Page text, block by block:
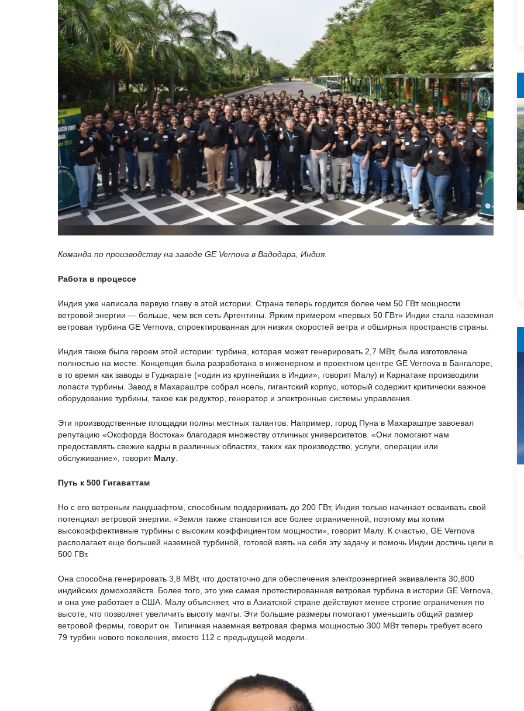
Команда по производству на заводе GE Vernova в Вадодара, Индия.
Работа в процессе
Индия уже написала первую главу в этой истории. Страна теперь гордится более чем 50 ГВт мощности
ветровой энергии — больше, чем вся сеть Аргентины. Ярким примером «первых 50 ГВт» Индии стала наземная
ветровая турбина GE Vernova, спроектированная для низких скоростей ветра и обширных пространств страны.
Индия также была героем этой истории: турбина, которая может генерировать 2,7 МВт, была изготовлена
полностью на месте. Концепция была разработана в инженерном и проектном центре GE Vernova в Бангалоре,
в то время как заводы в Гуджарате («один из крупнейших в Индии», говорит Малу) и Карнатаке производили
лопасти турбины. Завод в Махараштре собрал нсель, гигантский корпус, который содержит критически важное
оборудование турбины, такое как редуктор, генератор и электронные системы управления.
Эти производственные площадки полны местных талантов. Например, город Пуна в Махараштре завоевал
репутацию «Оксфорда Востока» благодаря множеству отличных университетов. «Они помогают нам
предоставлять свежие кадры в различных областях, таких как производство, услуги, операции или
обслуживание», говорит Малу.
Путь к 500 Гигаваттам
Но с его ветреным ландшафтом, способным поддерживать до 200 ГВт, Индия только начинает осваивать свой
потенциал ветровой энергии. «Земля также становится все более ограниченной, поэтому мы хотим
высокоэффективные турбины с высоким коэффициентом мощности», говорит Малу. К счастью, GE Vernova
располагает еще большей наземной турбиной, готовой взять на себя эту задачу и помочь Индии достичь цели в
500 ГВт.
Она способна генерировать 3,8 МВт, что достаточно для обеспечения электроэнергией эквивалента 30,800
индийских домохозяйств. Более того, это уже самая протестированная ветровая турбина в истории GE Vernova,
и она уже работает в США. Малу объясняет, что в Азиатской стране действуют менее строгие ограничения по
высоте, что позволяет увеличить высоту мачты. Эти большие размеры помогают уменьшить общий размер
ветровой фермы, говорит он. Типичная наземная ветровая ферма мощностью 300 МВт теперь требует всего
79 турбин нового поколения, вместо 112 с предыдущей модели.